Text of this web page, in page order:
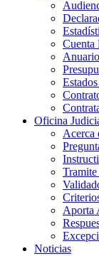
Cuenta
Oficina
Acerca
Aporta
Noticias